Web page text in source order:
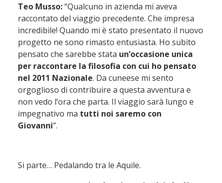
Teo Musso:“Qualcuno in azienda mi aveva
raccontato del viaggio precedente. Che impresa
incredibile! Quando mi è stato presentato il nuovo
progetto ne sono rimasto entusiasta. Ho subito
pensato che sarebbe stata un’occasione unica
per raccontare la filosofia con cui ho pensato
nel 2011 Nazionale. Da cuneese mi sento
orgoglioso di contribuire a questa avventura e
non vedo l’ora che parta. Il viaggio sarà lungo e
impegnativo ma tutti noi saremo con
Giovanni”.
Si parte… Pedalando tra le Aquile.